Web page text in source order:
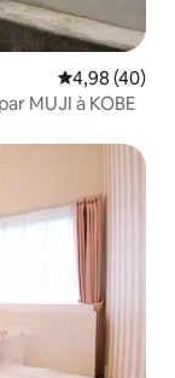
Évaluation
4,98 (40)
MUJI à KOBE